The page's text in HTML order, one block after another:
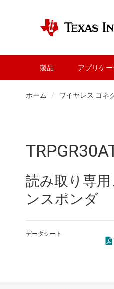
製品 アプリケ
ホーム / ワイヤレス コネ
読み取り専用
ンスポンダ
データシート